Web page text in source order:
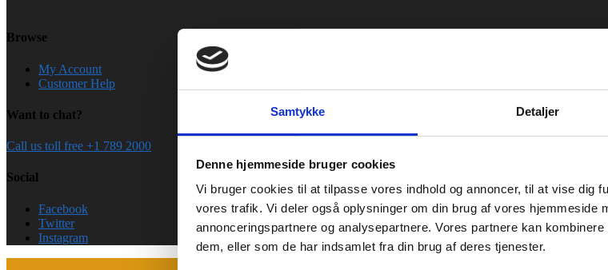
Samtykke Detaljer
Denne hjemmeside bruger cookies
Vi bruger cookies til at tilpasse vores indhold og annoncer, til at vise dig
vores trafik. Vi deler også oplysninger om din brug af vores hjemmeside
annonceringspartnere og analysepartnere. Vores partnere kan
dem, eller som de har indsamlet fra din brug af deres tjenester.
Browse
My Account
Customer Help
Want to chat?
Call us toll free +1 789 2000
Social
Facebook
Twitter
Instagram